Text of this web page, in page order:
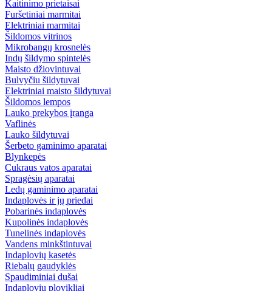
Kaitinimo prietaisai
Furšetiniai marmitai
Elektriniai marmitai
Šildomos vitrinos
Mikrobangų krosnelės
Indų šildymo spintelės
Maisto džiovintuvai
Bulvyčiu šildytuvai
Elektriniai maisto šildytuvai
Šildomos lempos
Lauko prekybos įranga
Vaflinės
Lauko šildytuvai
Šerbeto gaminimo aparatai
Blynkepės
Cukraus vatos aparatai
Spragėsių aparatai
Ledų gaminimo aparatai
Indaplovės ir jų priedai
Pobarinės indaplovės
Kupolinės indaplovės
Tunelinės indaplovės
Vandens minkštintuvai
Indaplovių kasetės
Riebalų gaudyklės
Spaudiminiai dušai
Indaplovių plovikliai